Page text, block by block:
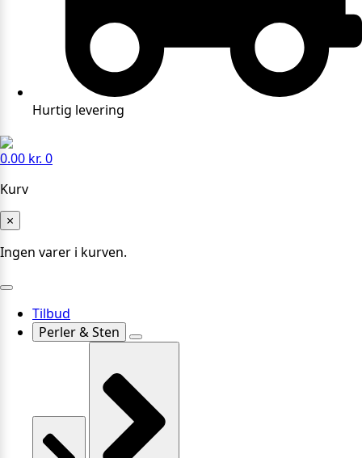
Hurtig levering
0.00 kr. 0
Kurv
×
Ingen varer i kurven.
Tilbud
Perler & Sten